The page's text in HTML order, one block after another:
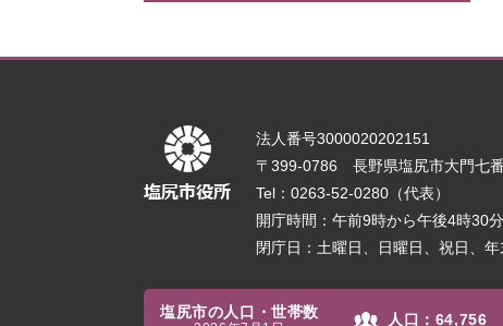
法人番号3000020202151
〒399-0786 長野県塩尻市大門七
Tel：0263-52-0280（代表）
開庁時間：午前9時から午後4時30
閉庁日：土曜日、日曜日、祝日、
塩尻市の人口・世帯数 人口： 64,756